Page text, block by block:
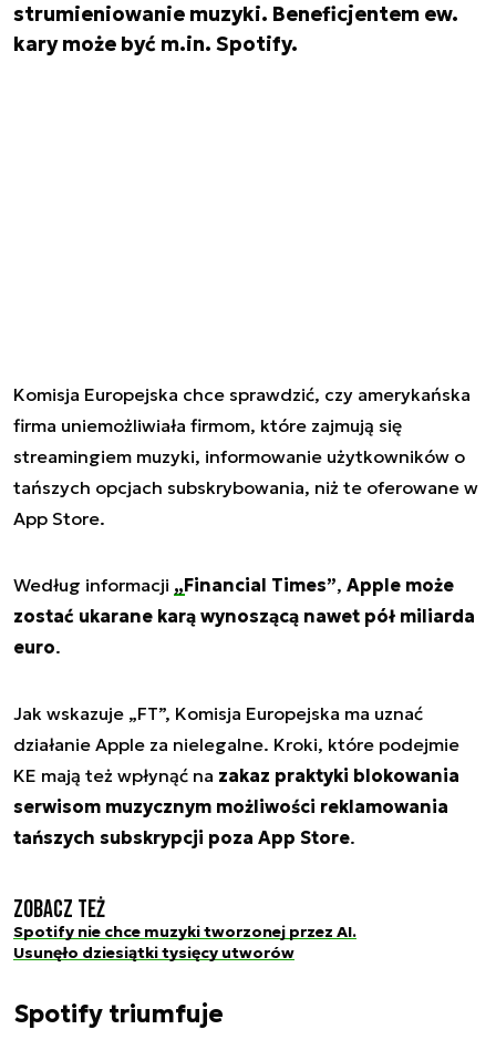
strumieniowanie muzyki. Beneficjentem ew.
kary może być m.in. Spotify.
Komisja Europejska chce sprawdzić, czy amerykańska
firma uniemożliwiała firmom, które zajmują się
streamingiem muzyki, informowanie użytkowników o
tańszych opcjach subskrybowania, niż te oferowane w
App Store.
Według informacji „Financial Times”, Apple może
zostać ukarane karą wynoszącą nawet pół miliarda
euro.
Jak wskazuje „FT”, Komisja Europejska ma uznać
działanie Apple za nielegalne. Kroki, które podejmie
KE mają też wpłynąć na zakaz praktyki blokowania
serwisom muzycznym możliwości reklamowania
tańszych subskrypcji poza App Store.
Zobacz też
Spotify nie chce muzyki tworzonej przez AI.
Usunęło dziesiątki tysięcy utworów
Spotify triumfuje